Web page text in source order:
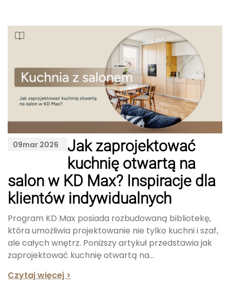
09mar 2026
Jak zaprojektować
kuchnię otwartą na
salon w KD Max? Inspiracje dla
klientów indywidualnych
Program KD Max posiada rozbudowaną bibliotekę,
która umożliwia projektowanie nie tylko kuchni i szaf,
ale całych wnętrz. Poniższy artykuł przedstawia jak
zaprojektować kuchnię otwartą na...
Czytaj więcej >